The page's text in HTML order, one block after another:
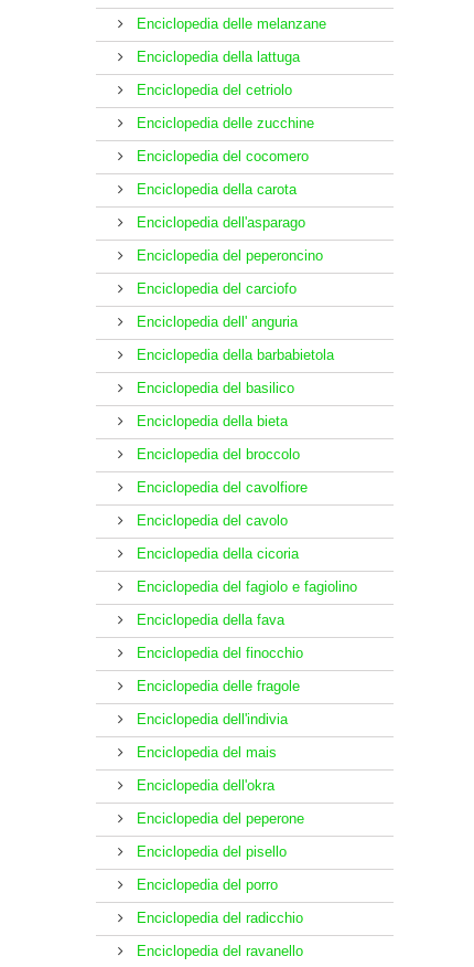
Enciclopedia delle melanzane
Enciclopedia della lattuga
Enciclopedia del cetriolo
Enciclopedia delle zucchine
Enciclopedia del cocomero
Enciclopedia della carota
Enciclopedia dell'asparago
Enciclopedia del peperoncino
Enciclopedia del carciofo
Enciclopedia dell' anguria
Enciclopedia della barbabietola
Enciclopedia del basilico
Enciclopedia della bieta
Enciclopedia del broccolo
Enciclopedia del cavolfiore
Enciclopedia del cavolo
Enciclopedia della cicoria
Enciclopedia del fagiolo e fagiolino
Enciclopedia della fava
Enciclopedia del finocchio
Enciclopedia delle fragole
Enciclopedia dell'indivia
Enciclopedia del mais
Enciclopedia dell'okra
Enciclopedia del peperone
Enciclopedia del pisello
Enciclopedia del porro
Enciclopedia del radicchio
Enciclopedia del ravanello